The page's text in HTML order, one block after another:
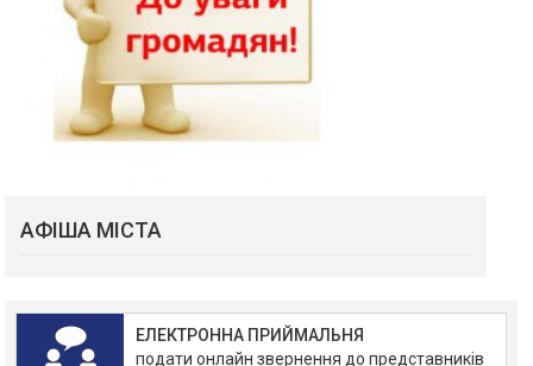
АФІША МІСТА
ЕЛЕКТРОННА ПРИЙМАЛЬНЯ
подати онлайн звернення до представників